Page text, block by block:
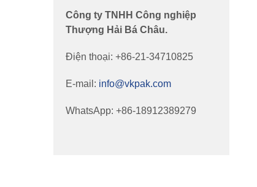
Công ty TNHH Công nghiệp
Thượng Hải Bá Châu.
Điện thoại: +86-21-34710825
E-mail: info@vkpak.com
WhatsApp: +86-18912389279